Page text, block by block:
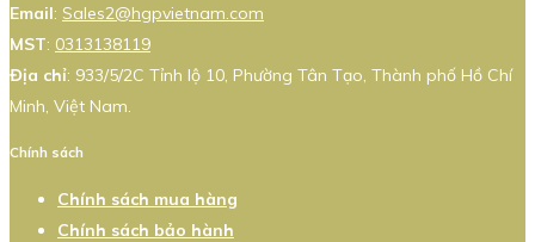
Email: Sales2@hgpvietnam.com
MST: 0313138119
Địa chỉ: 933/5/2C Tỉnh lộ 10, Phường Tân Tạo, Thành phố Hồ Chí
Minh, Việt Nam.
Chính sách
Chính sách mua hàng
Chính sách bảo hành